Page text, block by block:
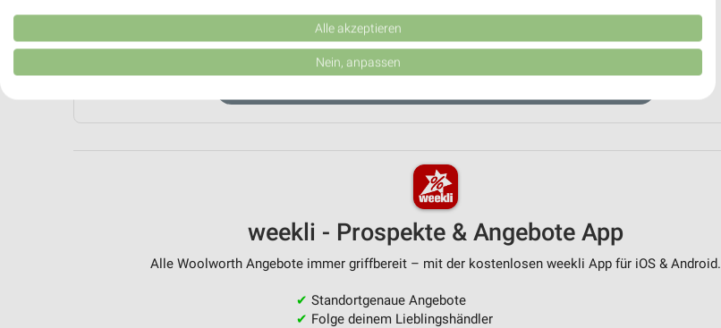
ZUR HÄNDLER-WEBSEITE
weekli - Prospekte & Angebote App
Alle Woolworth Angebote immer griffbereit – mit der kostenlosen weekli App für iOS & Android.
✔ Standortgenaue Angebote
✔ Folge deinem Lieblingshändler
Verwendung reduzierter Daten zur Auswahl von Werbeanzeigen
Erstellung von Profilen für personalisierte Werbung
Messung der Performance von Inhalten
Alle akzeptieren
Nein, anpassen